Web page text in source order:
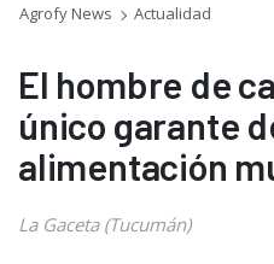
Agrofy News Actualidad
El hombre de
único garante
alimentación
La Gaceta (Tucumán)